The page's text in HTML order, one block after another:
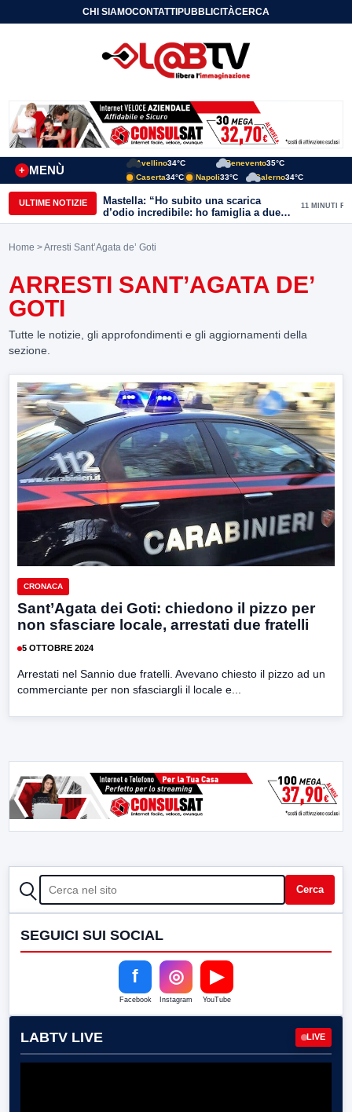
CHI SIAMOCONTATTIPUBBLICITÀCERCA
MENÙ
+
Avellino34°C Benevento35°C
Caserta34°C Napoli33°C Salerno34°C
ULTIME NOTIZIE
Mastella: “Ho subito una scarica
d’odio incredibile: ho famiglia a due
passi dal Calore”
11 MINUTI FA
Home > Arresti Sant’Agata de’ Goti
ARRESTI SANT’AGATA DE’
GOTI
Tutte le notizie, gli approfondimenti e gli aggiornamenti della
sezione.
CRONACA
Sant’Agata dei Goti: chiedono il pizzo per
non sfasciare locale, arrestati due fratelli
5 OTTOBRE 2024
Arrestati nel Sannio due fratelli. Avevano chiesto il pizzo ad un
commerciante per non sfasciargli il locale e...
CERCA Cerca
SEGUICI SUI SOCIAL
f
Facebook
◎
Instagram
▶
YouTube
LABTV LIVE LIVE